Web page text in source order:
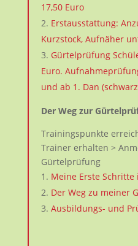
17,50 Euro
Erstausstattung:
Kurzstock, Aufnäher
Gürtelprüfung
Euro.
und ab 1. Dan
Der Weg zur
Trainingspunkte
Trainer erhalten >
Gürtelprüfung
Meine Erste
Der Weg zu meiner
Ausbildungs- und